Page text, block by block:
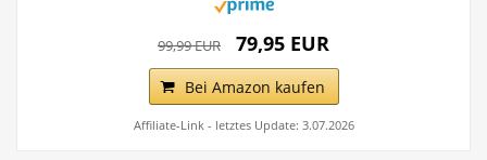
99,99 EUR 79,95 EUR
Bei Amazon kaufen
Affiliate-Link - letztes Update: 3.07.2026